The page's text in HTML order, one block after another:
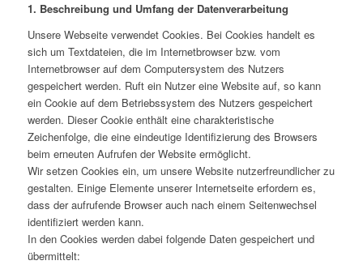
1. Beschreibung und Umfang der Datenverarbeitung
Unsere Webseite verwendet Cookies. Bei Cookies handelt es
sich um Textdateien, die im Internetbrowser bzw. vom
Internetbrowser auf dem Computersystem des Nutzers
gespeichert werden. Ruft ein Nutzer eine Website auf, so kann
ein Cookie auf dem Betriebssystem des Nutzers gespeichert
werden. Dieser Cookie enthält eine charakteristische
Zeichenfolge, die eine eindeutige Identifizierung des Browsers
beim erneuten Aufrufen der Website ermöglicht.
Wir setzen Cookies ein, um unsere Website nutzerfreundlicher zu
gestalten. Einige Elemente unserer Internetseite erfordern es,
dass der aufrufende Browser auch nach einem Seitenwechsel
identifiziert werden kann.
In den Cookies werden dabei folgende Daten gespeichert und
übermittelt: